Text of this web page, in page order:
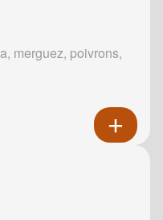
merguez, poivrons,